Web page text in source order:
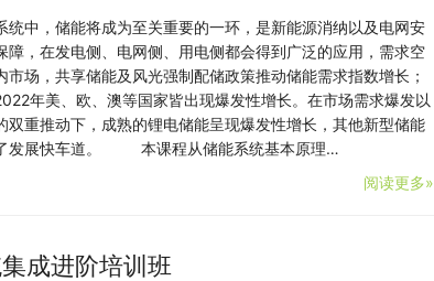
统中，储能将成为至关重要的一环，是新能源消纳以及电网安
障，在发电侧、电网侧、用电侧都会得到广泛的应用，需求空
市场，共享储能及风光强制配储政策推动储能需求指数增长；
年美、欧、澳等国家皆出现爆发性增长。在市场需求爆发以
双重推动下，成熟的锂电储能呈现爆发性增长，其他新型储能
发展快车道。 本课程从储能系统基本原理…
阅读更多»
成进阶培训班